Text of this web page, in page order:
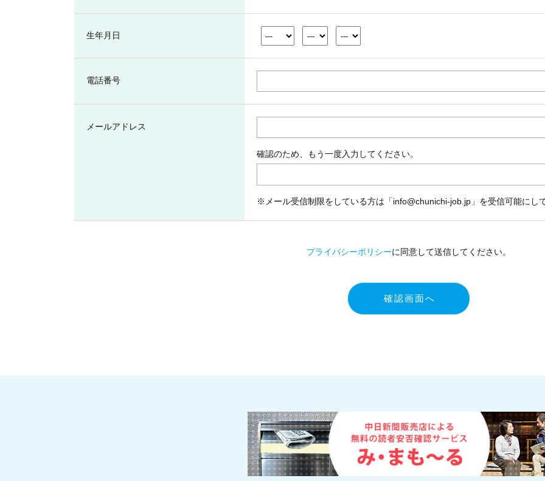
生年月日
電話番号
メールアドレス
確認のため、もう一度入力してください。
※メール受信制限をしている方は「info@chunichi-job.jp」を受信可能にし
プライバシーポリシーに同意して送信してください。
確認画面へ